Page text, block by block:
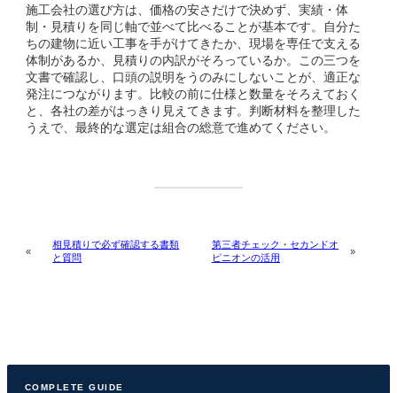
施工会社の選び方は、価格の安さだけで決めず、実績・体
制・見積りを同じ軸で並べて比べることが基本です。自分た
ちの建物に近い工事を手がけてきたか、現場を専任で支える
体制があるか、見積りの内訳がそろっているか。この三つを
文書で確認し、口頭の説明をうのみにしないことが、適正な
発注につながります。比較の前に仕様と数量をそろえておく
と、各社の差がはっきり見えてきます。判断材料を整理した
うえで、最終的な選定は組合の総意で進めてください。
«
相見積りで必ず確認する書類
と質問
第三者チェック・セカンドオ
ピニオンの活用
»
COMPLETE GUIDE